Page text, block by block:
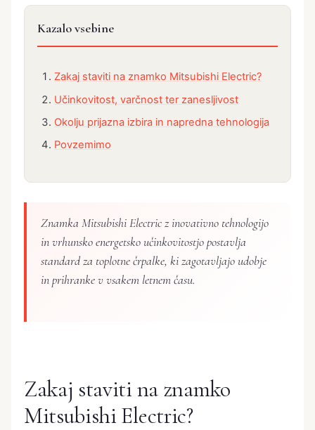
Kazalo vsebine
Zakaj staviti na znamko Mitsubishi Electric?
Učinkovitost, varčnost ter zanesljivost
Okolju prijazna izbira in napredna tehnologija
Povzemimo
Znamka Mitsubishi Electric z inovativno tehnologijo
in vrhunsko energetsko učinkovitostjo postavlja
standard za toplotne črpalke, ki zagotavljajo udobje
in prihranke v vsakem letnem času.
Zakaj staviti na znamko
Mitsubishi Electric?